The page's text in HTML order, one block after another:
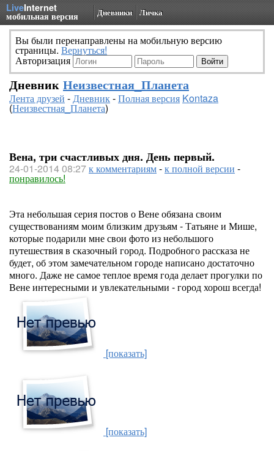
LiveInternet
мобильная версия Дневники Личка
Вы были перенаправлены на мобильную версию
страницы. Вернуться!
Авторизация
Дневник Неизвестная_Планета
Лента друзей -Дневник-Полная версия Kontaza
(Неизвестная_Планета)
Вена, три счастливых дня. День первый.
24-01-2014 08:27к комментариям-к полной версии -
понравилось!
Эта небольшая серия постов о Вене обязана своим
существованиям моим близким друзьям - Татьяне и Мише,
которые подарили мне свои фото из небольшого
путешествия в сказочный город. Подробного рассказа не
будет, об этом замечательном городе написано достаточно
много. Даже не самое теплое время года делает прогулки по
Вене интересными и увлекательными - город хорош всегда!
[показать]
[показать]